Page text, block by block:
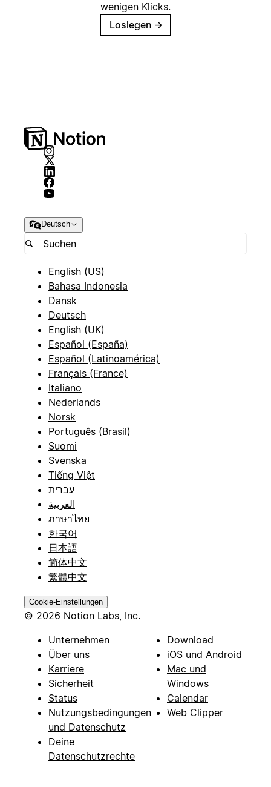
wenigen Klicks.
Loslegen →
Deutsch
English (US)
Bahasa Indonesia
Dansk
Deutsch
English (UK)
Español (España)
Español (Latinoamérica)
Français (France)
Italiano
Nederlands
Norsk
Português (Brasil)
Suomi
Svenska
Tiếng Việt
עברית
العربية
ภาษาไทย
한국어
日本語
简体中文
繁體中文
Cookie-Einstellungen
© 2026 Notion Labs, Inc.
Unternehmen
Über uns
Karriere
Sicherheit
Status
Nutzungsbedingungen
und Datenschutz
Deine
Datenschutzrechte
Download
iOS und Android
Mac und
Windows
Calendar
Web Clipper